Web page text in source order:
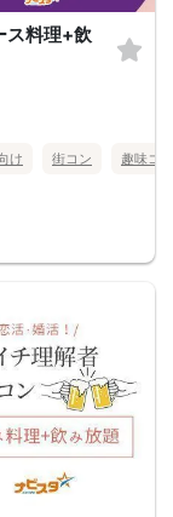
料理+飲
け 街コン 趣味コン